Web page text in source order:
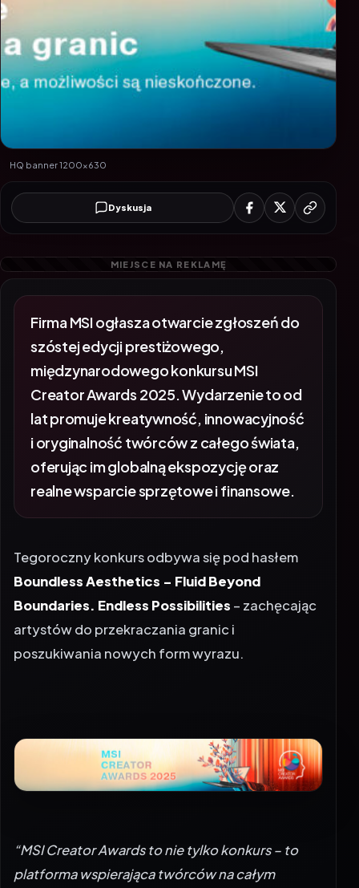
HQ banner 1200x630
Dyskusja
Firma MSI ogłasza otwarcie zgłoszeń do
szóstej edycji prestiżowego,
międzynarodowego konkursu MSI
Creator Awards 2025. Wydarzenie to od
lat promuje kreatywność, innowacyjność
i oryginalność twórców z całego świata,
oferując im globalną ekspozycję oraz
realne wsparcie sprzętowe i finansowe.
Tegoroczny konkurs odbywa się pod hasłem
Boundless Aesthetics – Fluid Beyond
Boundaries. Endless Possibilities – zachęcając
artystów do przekraczania granic i
poszukiwania nowych form wyrazu.
“MSI Creator Awards to nie tylko konkurs – to
platforma wspierająca twórców na całym